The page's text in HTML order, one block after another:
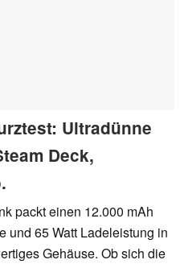
Ultradünne
Deck,
packt einen 12.000 mAh
und 65 Watt Ladeleistung in
Gehäuse. Ob sich die